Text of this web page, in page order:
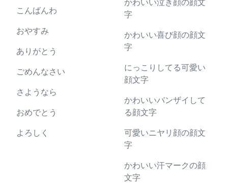
こんばんわ
おやすみ
ありがとう
ごめんなさい
さようなら
おめでとう
よろしく
かわいい泣き顔の顔文
字
かわいい喜び顔の顔文
字
にっこりしてる可愛い
顔文字
かわいいバンザイして
る顔文字
可愛いニヤリ顔の顔文
字
かわいい汗マークの顔
文字